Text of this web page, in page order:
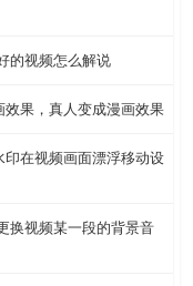
的视频怎么解说
效果，真人变成漫画效果
印在视频画面漂浮移动设
换视频某一段的背景音